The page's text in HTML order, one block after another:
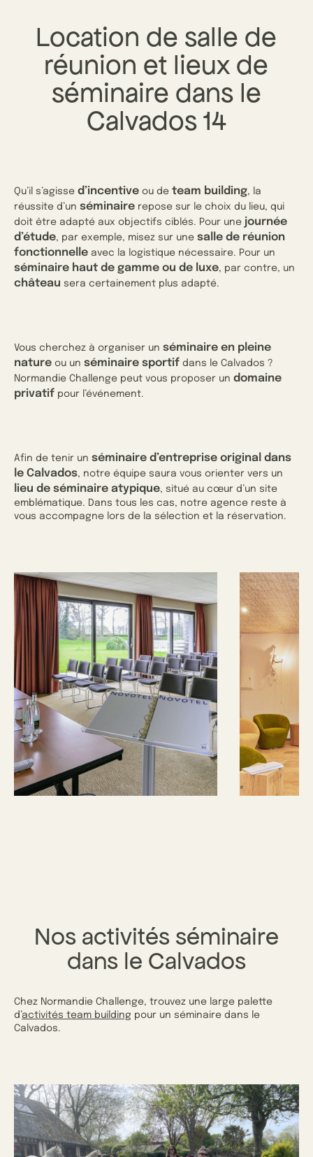
Location de salle de
réunion et lieux de
séminaire dans le
Calvados 14
Qu’il s’agisse d’incentive ou de team building, la
réussite d’un séminaire repose sur le choix du lieu, qui
doit être adapté aux objectifs ciblés. Pour une journée
d’étude, par exemple, misez sur une salle de réunion
fonctionnelle avec la logistique nécessaire. Pour un
séminaire haut de gamme ou de luxe, par contre, un
château sera certainement plus adapté.
Vous cherchez à organiser un séminaire en pleine
nature ou un séminaire sportif dans le Calvados ?
Normandie Challenge peut vous proposer un domaine
privatif pour l’événement.
Afin de tenir un séminaire d’entreprise original dans
le Calvados, notre équipe saura vous orienter vers un
lieu de séminaire atypique, situé au cœur d’un site
emblématique. Dans tous les cas, notre agence reste à
vous accompagne lors de la sélection et la réservation.
Nos activités séminaire
dans le Calvados
Chez Normandie Challenge, trouvez une large palette
d’activités team building pour un séminaire dans le
Calvados.